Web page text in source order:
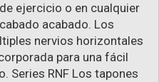
ejercicio o en cualquier
acabado. Los
nervios horizontales
para una fácil
Series RNF Los tapones